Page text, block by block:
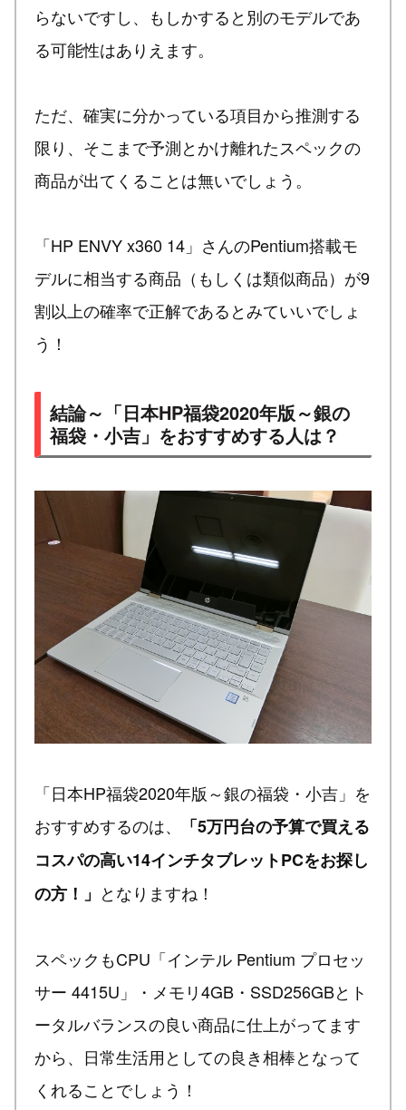
らないですし、もしかすると別のモデルであ
る可能性はありえます。
ただ、確実に分かっている項目から推測する
限り、そこまで予測とかけ離れたスペックの
商品が出てくることは無いでしょう。
「HP ENVY x360 14」さんのPentium搭載モ
デルに相当する商品（もしくは類似商品）が9
割以上の確率で正解であるとみていいでしょ
う！
結論～「日本HP福袋2020年版～銀の
福袋・小吉」をおすすめする人は？
「日本HP福袋2020年版～銀の福袋・小吉」を
おすすめするのは、
「5万円台の予算で買える
コスパの高い14インチタブレットPCをお探し
の方！」 となりますね！
スペックもCPU「インテル Pentium プロセッ
サー 4415U」・メモリ4GB・SSD256GBとト
ータルバランスの良い商品に仕上がってます
から、日常生活用としての良き相棒となって
くれることでしょう！